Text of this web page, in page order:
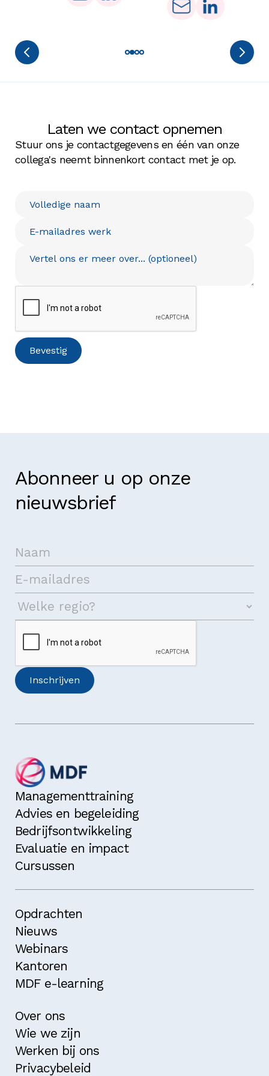
Laten we contact opnemen
Stuur ons je contactgegevens en één van onze
collega's neemt binnenkort contact met je op.
Abonneer u op onze
nieuwsbrief
Managementtraining
Advies en begeleiding
Bedrijfsontwikkeling
Evaluatie en impact
Cursussen
Opdrachten
Nieuws
Webinars
Kantoren
MDF e-learning
Over ons
Wie we zijn
Werken bij ons
Privacybeleid